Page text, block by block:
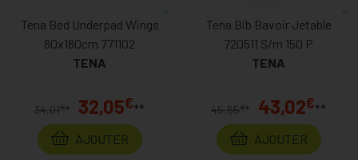
Tena Bed Underpad Wings
80x180cm 771102
TENA
34,01€* 32,05€**
AJOUTER
Tena Bib Bavoir Jetable
720511 S/m 150 P
TENA
45,65€* 43,02€**
AJOUTER